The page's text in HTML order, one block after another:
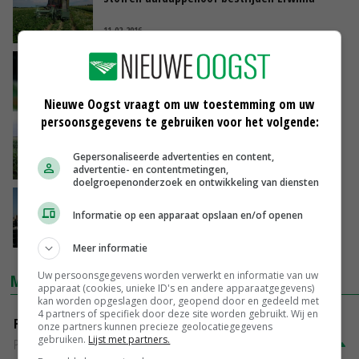
11-02-2016
Bedreigingen in aardbei vragen onderzoek
16-01-2015
Risico op Erwinia bij loofdoding
26-07-2012
MARKTPRIJZEN
Fontane
PotatoNL
Nieuwe Oogst vraagt om uw toestemming om uw
persoonsgegevens te gebruiken voor het volgende:
Gepersonaliseerde advertenties en content,
advertentie- en contentmetingen,
doelgroepenonderzoek en ontwikkeling van diensten
Informatie op een apparaat opslaan en/of openen
Meer informatie
Uw persoonsgegevens worden verwerkt en informatie van uw
apparaat (cookies, unieke ID's en andere apparaatgegevens)
kan worden opgeslagen door, geopend door en gedeeld met
4 partners of specifiek door deze site worden gebruikt. Wij en
onze partners kunnen precieze geolocatiegegevens
gebruiken. Lijst met partners.